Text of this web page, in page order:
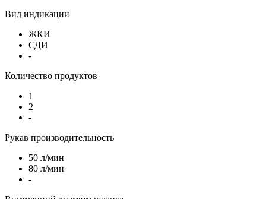
Вид индикации
ЖКИ
СДИ
-
Количество продуктов
1
2
-
Рукав производительность
50 л/мин
80 л/мин
-